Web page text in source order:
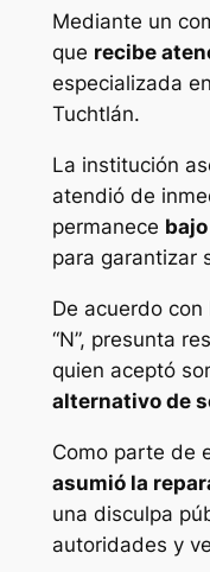
Mediante un
que recibe
especializada
Tuchtlán.
La institución
atendió de
permanece
para garantizar
De acuerdo
“N”, presunta
quien aceptó
alternativo de
Como parte de
asumió la
una disculpa
autoridades y